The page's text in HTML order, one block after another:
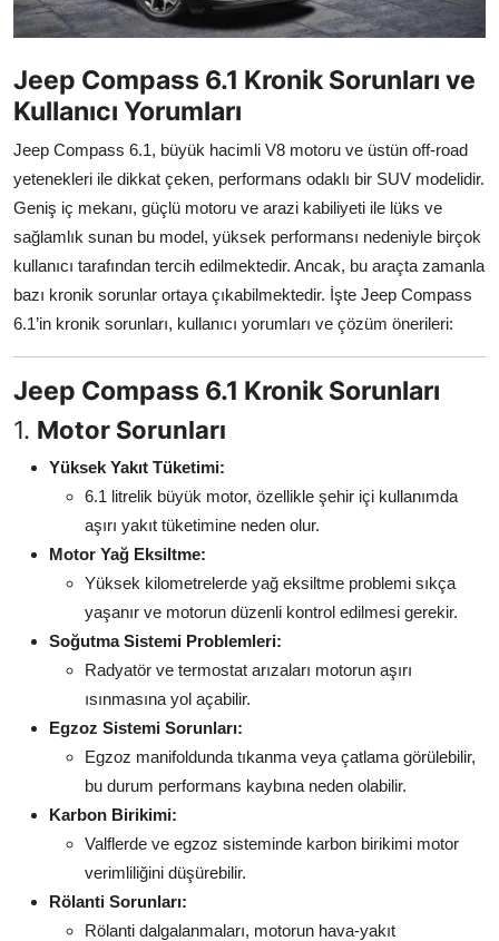
Sürüş & Güvenlik
Yağlar & Sıvılar
LPG & Yakıt
Elektrik & Akü
Klima & Konfor
Aydınlatma & Görüş
Şanzıman & Aktarma
Dizel Sistemler
Jeep Compass 6.1 Kronik Sorunları ve
Kullanıcı Yorumları
Jeep Compass 6.1, büyük hacimli V8 motoru ve üstün off-road
yetenekleri ile dikkat çeken, performans odaklı bir SUV modelidir.
Geniş iç mekanı, güçlü motoru ve arazi kabiliyeti ile lüks ve
sağlamlık sunan bu model, yüksek performansı nedeniyle birçok
kullanıcı tarafından tercih edilmektedir. Ancak, bu araçta zamanla
bazı kronik sorunlar ortaya çıkabilmektedir. İşte Jeep Compass
6.1’in kronik sorunları, kullanıcı yorumları ve çözüm önerileri:
Jeep Compass 6.1 Kronik Sorunları
1. Motor Sorunları
Yüksek Yakıt Tüketimi:
6.1 litrelik büyük motor, özellikle şehir içi kullanımda
aşırı yakıt tüketimine neden olur.
Motor Yağ Eksiltme:
Yüksek kilometrelerde yağ eksiltme problemi sıkça
yaşanır ve motorun düzenli kontrol edilmesi gerekir.
Soğutma Sistemi Problemleri:
Radyatör ve termostat arızaları motorun aşırı
ısınmasına yol açabilir.
Egzoz Sistemi Sorunları:
Egzoz manifoldunda tıkanma veya çatlama görülebilir,
bu durum performans kaybına neden olabilir.
Karbon Birikimi:
Valflerde ve egzoz sisteminde karbon birikimi motor
verimliliğini düşürebilir.
Rölanti Sorunları:
Rölanti dalgalanmaları, motorun hava-yakıt